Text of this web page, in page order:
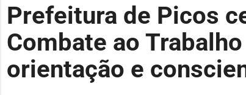
Prefeitura de Picos
Combate ao
orientação e